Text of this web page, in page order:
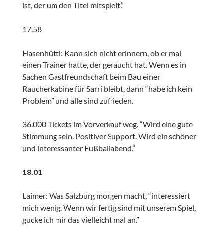
ist, der um den Titel mitspielt.”
17.58
Hasenhüttl: Kann sich nicht erinnern, ob er mal
einen Trainer hatte, der geraucht hat. Wenn es in
Sachen Gastfreundschaft beim Bau einer
Raucherkabine für Sarri bleibt, dann “habe ich kein
Problem” und alle sind zufrieden.
36.000 Tickets im Vorverkauf weg. “Wird eine gute
Stimmung sein. Positiver Support. Wird ein schöner
und interessanter Fußballabend.”
18.01
Laimer: Was Salzburg morgen macht, “interessiert
mich wenig. Wenn wir fertig sind mit unserem Spiel,
gucke ich mir das vielleicht mal an.”